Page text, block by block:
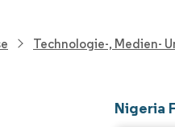
Technologie-, Medien-
Nigeria